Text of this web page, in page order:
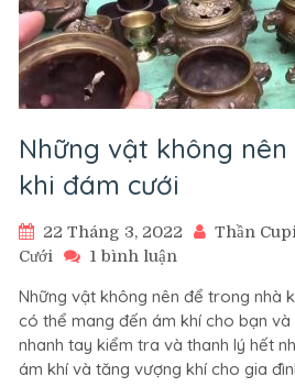
Những vật không
khi đám cưới
22 Tháng 3, 2022 Thần
Cưới
1 bình luận
vật
không
nên
để
Những vật không nên để trong nhà
có thể mang đến ám khí cho bạn và
nhanh tay kiểm tra và thanh lý hết
ám khí và tăng vượng khí cho gia